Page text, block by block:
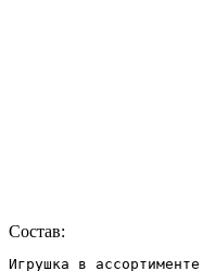
Состав:
Игрушка в